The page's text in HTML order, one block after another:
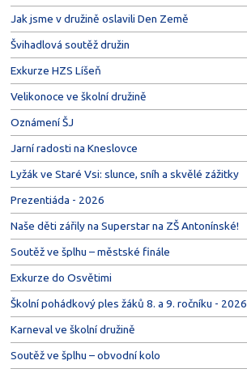
Jak jsme v družině oslavili Den Země
Švihadlová soutěž družin
Exkurze HZS Líšeň
Velikonoce ve školní družině
Oznámení ŠJ
Jarní radosti na Kneslovce
Lyžák ve Staré Vsi: slunce, sníh a skvělé zážitky
Prezentiáda - 2026
Naše děti zářily na Superstar na ZŠ Antonínské!
Soutěž ve šplhu – městské finále
Exkurze do Osvětimi
Školní pohádkový ples žáků 8. a 9. ročníku - 2026
Karneval ve školní družině
Soutěž ve šplhu – obvodní kolo